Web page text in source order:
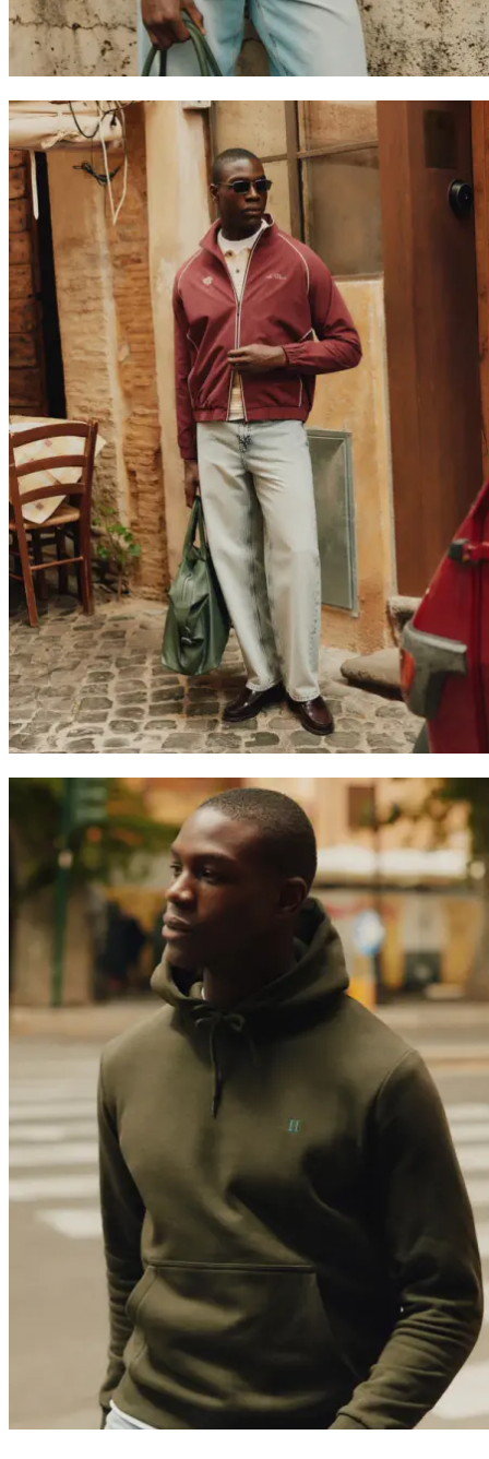
Collaborations
Prince / Les Deux
KB: The Anniversary Editions
Collections
Les Deux International ClubSummer 2026
Trending now
Polo
T-Shirts
Shorts